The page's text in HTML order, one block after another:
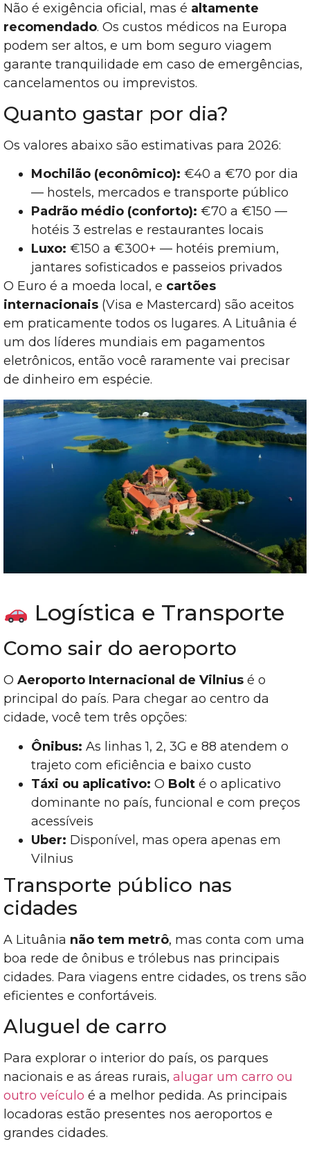
Não é exigência oficial, mas é altamente
recomendado. Os custos médicos na Europa
podem ser altos, e um bom seguro viagem
garante tranquilidade em caso de emergências,
cancelamentos ou imprevistos.
Quanto gastar por dia?
Os valores abaixo são estimativas para 2026:
Mochilão (econômico): €40 a €70 por dia
— hostels, mercados e transporte público
Padrão médio (conforto): €70 a €150 —
hotéis 3 estrelas e restaurantes locais
Luxo: €150 a €300+ — hotéis premium,
jantares sofisticados e passeios privados
O Euro é a moeda local, e cartões
internacionais (Visa e Mastercard) são aceitos
em praticamente todos os lugares. A Lituânia é
um dos líderes mundiais em pagamentos
eletrônicos, então você raramente vai precisar
de dinheiro em espécie.
Logística e Transporte
Como sair do aeroporto
O Aeroporto Internacional de Vilnius é o
principal do país. Para chegar ao centro da
cidade, você tem três opções:
Ônibus: As linhas 1, 2, 3G e 88 atendem o
trajeto com eficiência e baixo custo
Táxi ou aplicativo: O Bolt é o aplicativo
dominante no país, funcional e com preços
acessíveis
Uber: Disponível, mas opera apenas em
Vilnius
Transporte público nas
cidades
A Lituânia não tem metrô, mas conta com uma
boa rede de ônibus e trólebus nas principais
cidades. Para viagens entre cidades, os trens são
eficientes e confortáveis.
Aluguel de carro
Para explorar o interior do país, os parques
nacionais e as áreas rurais, alugar um carro ou
outro veículo é a melhor pedida. As principais
locadoras estão presentes nos aeroportos e
grandes cidades.